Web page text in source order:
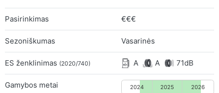
Pasirinkimas €€€
Sezoniškumas Vasarinės
ES ženklinimas (2020/740) A A 71dB
Gamybos metai 2024 2025 2026